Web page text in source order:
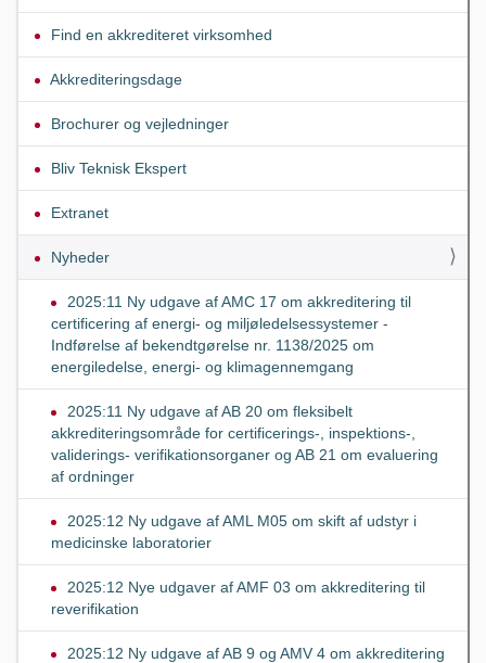
Find en akkrediteret virksomhed
Akkrediteringsdage
Brochurer og vejledninger
Bliv Teknisk Ekspert
Extranet
Nyheder
2025:11 Ny udgave af AMC 17 om akkreditering til
certificering af energi- og miljøledelsessystemer -
Indførelse af bekendtgørelse nr. 1138/2025 om
energiledelse, energi- og klimagennemgang
2025:11 Ny udgave af AB 20 om fleksibelt
akkrediteringsområde for certificerings-, inspektions-,
validerings- verifikationsorganer og AB 21 om evaluering
af ordninger
2025:12 Ny udgave af AML M05 om skift af udstyr i
medicinske laboratorier
2025:12 Nye udgaver af AMF 03 om akkreditering til
reverifikation
2025:12 Ny udgave af AB 9 og AMV 4 om akkreditering